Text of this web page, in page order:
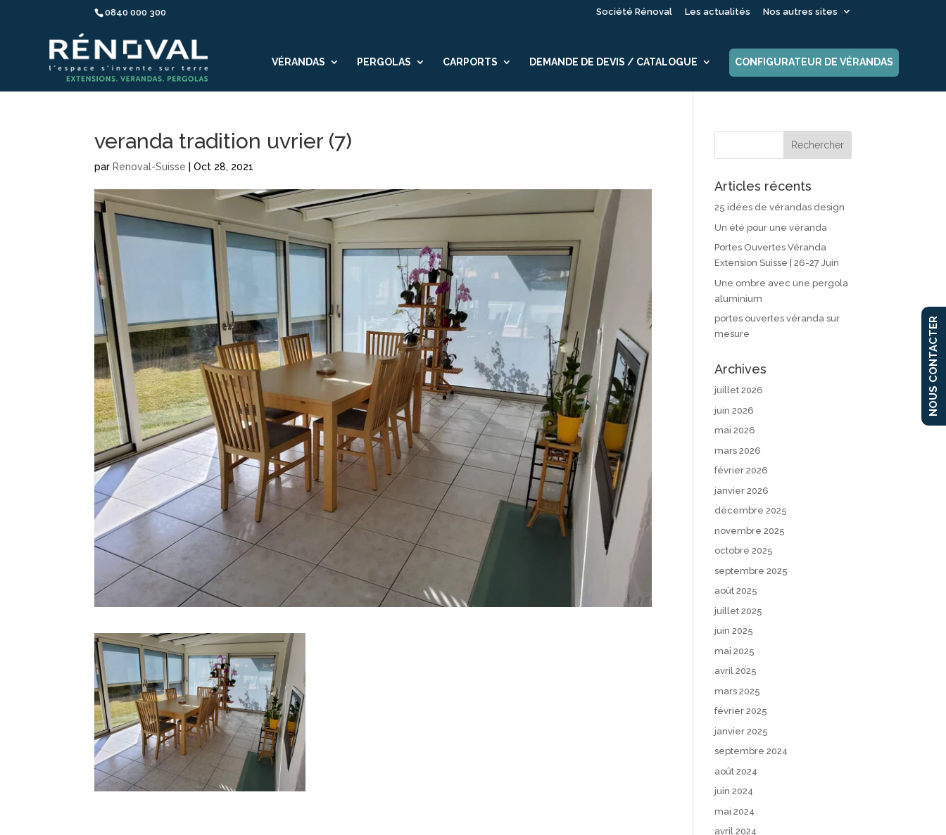
0840 000 300 Société Rénoval Les actualités Nos autres sites
VÉRANDAS PERGOLAS CARPORTS DEMANDE DE DEVIS / CATALOGUE CONFIGURATEUR DE VÉRANDAS
veranda tradition uvrier (7)
par Renoval-Suisse |Oct 28, 2021
Articles récents
25 idées de vérandas design
Un été pour une véranda
Portes Ouvertes Véranda
Extension Suisse | 26-27 Juin
Une ombre avec une pergola
aluminium
portes ouvertes véranda sur
mesure
Archives
juillet 2026
juin 2026
mai 2026
mars 2026
février 2026
janvier 2026
décembre 2025
novembre 2025
octobre 2025
septembre 2025
août 2025
juillet 2025
juin 2025
mai 2025
avril 2025
mars 2025
février 2025
janvier 2025
septembre 2024
août 2024
juin 2024
mai 2024
avril 2024
NOUS CONTACTER